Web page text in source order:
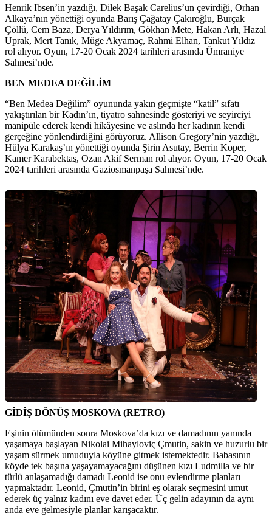
Henrik Ibsen’in yazdığı, Dilek Başak Carelius’un çevirdiği, Orhan
Alkaya’nın yönettiği oyunda Barış Çağatay Çakıroğlu, Burçak
Çöllü, Cem Baza, Derya Yıldırım, Gökhan Mete, Hakan Arlı, Hazal
Uprak, Mert Tanık, Müge Akyamaç, Rahmi Elhan, Tankut Yıldız
rol alıyor. Oyun, 17-20 Ocak 2024 tarihleri arasında Ümraniye
Sahnesi’nde.
BEN MEDEA DEĞİLİM
“Ben Medea Değilim” oyununda yakın geçmişte “katil” sıfatı
yakıştırılan bir Kadın’ın, tiyatro sahnesinde gösteriyi ve seyirciyi
manipüle ederek kendi hikâyesine ve aslında her kadının kendi
gerçeğine yönlendirdiğini görüyoruz. Allison Gregory’nin yazdığı,
Hülya Karakaş’ın yönettiği oyunda Şirin Asutay, Berrin Koper,
Kamer Karabektaş, Ozan Akif Serman rol alıyor. Oyun, 17-20 Ocak
2024 tarihleri arasında Gaziosmanpaşa Sahnesi’nde.
GİDİŞ DÖNÜŞ MOSKOVA (RETRO)
Eşinin ölümünden sonra Moskova’da kızı ve damadının yanında
yaşamaya başlayan Nikolai Mihayloviç Çmutin, sakin ve huzurlu bir
yaşam sürmek umuduyla köyüne gitmek istemektedir. Babasının
köyde tek başına yaşayamayacağını düşünen kızı Ludmilla ve bir
türlü anlaşamadığı damadı Leonid ise onu evlendirme planları
yapmaktadır. Leonid, Çmutin’in birini eş olarak seçmesini umut
ederek üç yalnız kadını eve davet eder. Üç gelin adayının da aynı
anda eve gelmesiyle planlar karışacaktır.